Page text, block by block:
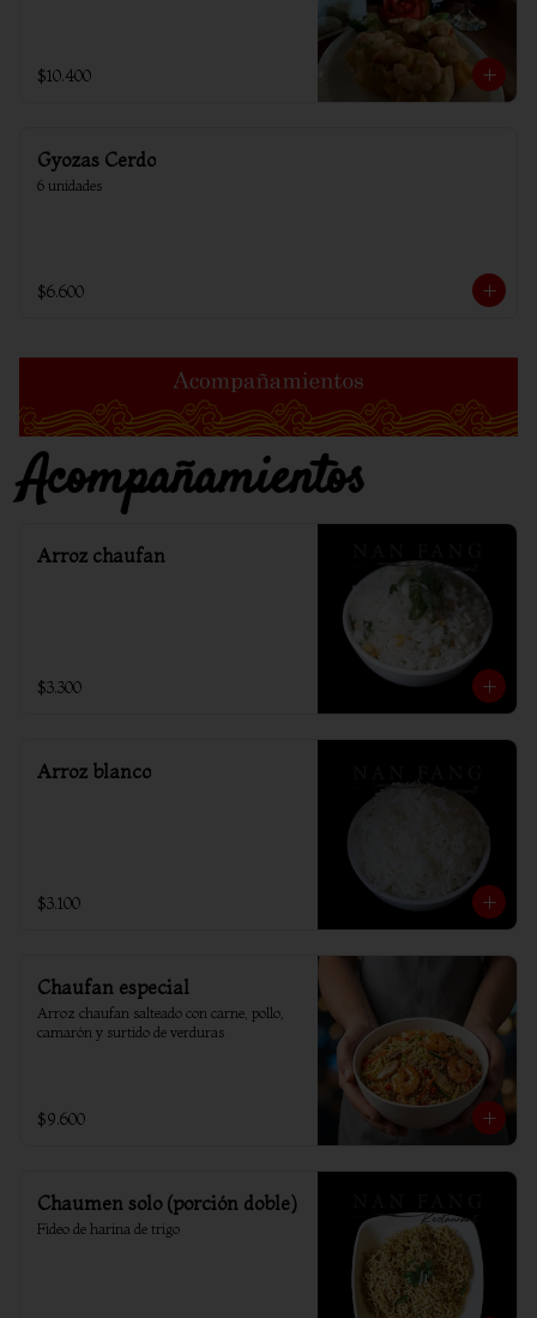
$10.400
Gyozas Cerdo
6 unidades
$6.600
Acompañamientos
Arroz chaufan
$3.300
Arroz blanco
$3.100
Chaufan especial
Arroz chaufan salteado con carne, pollo,
camarón y surtido de verduras
$9.600
Chaumen solo (porción doble)
Fideo de harina de trigo